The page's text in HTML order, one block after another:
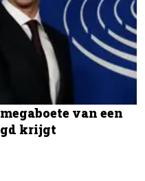
van een
krijgt